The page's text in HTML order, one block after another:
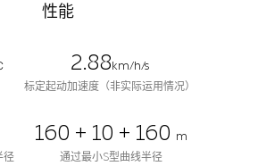
性能
2.88km/h/s
标定起动加速度（非实际运用情况）
径
160 + 10 + 160 m
通过最小S型曲线半径